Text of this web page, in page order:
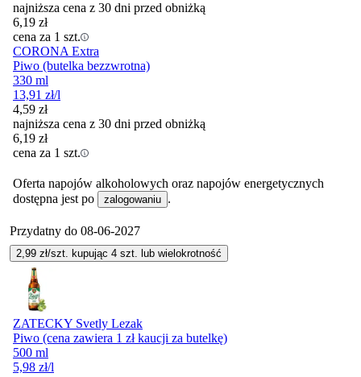
najniższa cena z 30 dni przed obniżką
6,19 zł
cena za 1 szt.
CORONA Extra
Piwo (butelka bezzwrotna)
330 ml
13,91 zł/l
4,59 zł
najniższa cena z 30 dni przed obniżką
6,19 zł
cena za 1 szt.
Oferta napojów alkoholowych oraz napojów energetycznych
dostępna jest po
zalogowaniu .
Przydatny do 08-06-2027
2,99 zł/szt. kupując 4 szt. lub wielokrotność
ZATECKY Svetly Lezak
Piwo (cena zawiera 1 zł kaucji za butelkę)
500 ml
5,98 zł/l